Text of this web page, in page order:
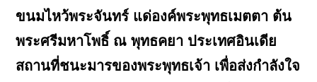
ขนมไหว้พระจันทร์ แด่องค์พระพุทธเมตตา ต้น
พระศรีมหาโพธิ์ ณ พุทธคยา ประเทศอินเดีย
สถานที่ชนะมารของพระพุทธเจ้า เพื่อส่งกำลังใจ